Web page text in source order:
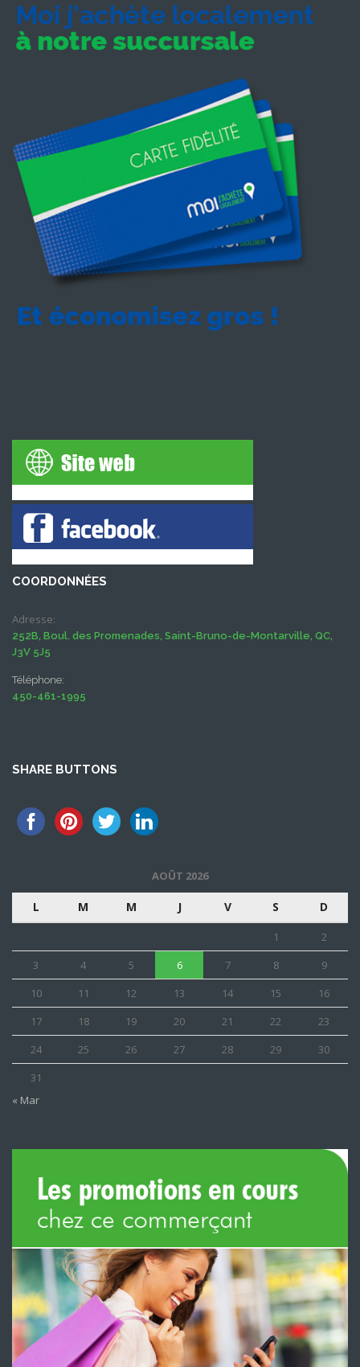
COORDONNÉES
Adresse:
252B, Boul. des Promenades, Saint-Bruno-de-Montarville, QC,
J3V 5J5
Téléphone:
450-461-1995
SHARE BUTTONS
AOÛT 2026
L M M J V S D
1
2
3
4 5 6 7 8
9
10
11 12 13 14 15
16
17
18 19 20 21 22
23
24
25 26 27 28 29
30
31
« Mar